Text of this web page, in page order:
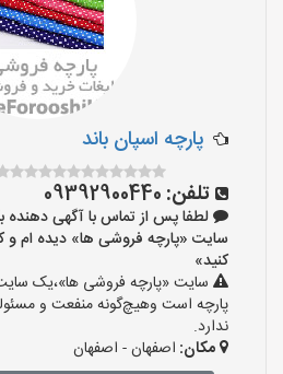
پارچه اسپان باند
تلفن: 09392900440
لطفا پس از تماس با آگهی دهنده
کنید»
سایت «پارچه فروشی ها»،یک
پارچه است وهیچ‌گونه منفعت و
ندارد.
مکان: اصفهان - اصفهان